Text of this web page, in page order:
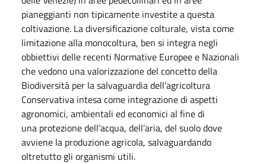
pianeggianti non tipicamente investite a questa
coltivazione. La diversificazione colturale, vista come
limitazione alla monocoltura, ben si integra negli
obbiettivi delle recenti Normative Europee e Nazionali
che vedono una valorizzazione del concetto della
Biodiversità per la salvaguardia dell’agricoltura
Conservativa intesa come integrazione di aspetti
agronomici, ambientali ed economici al fine di
una protezione dell’acqua, dell’aria, del suolo dove
avviene la produzione agricola, salvaguardando
oltretutto gli organismi utili.